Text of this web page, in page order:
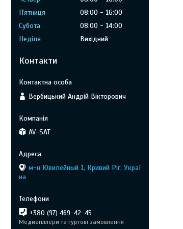
Пʼятниця
08:00
16:00
Субота
08:00
14:00
Неділя
Вихідний
Контакти
Вербицький Андрій Вікторович
AV-SAT
м-н Ювилейный 1, Кривий Ріг, Украї
на
+380 (97) 469-42-45
Медиапллери та гуртові замовлення